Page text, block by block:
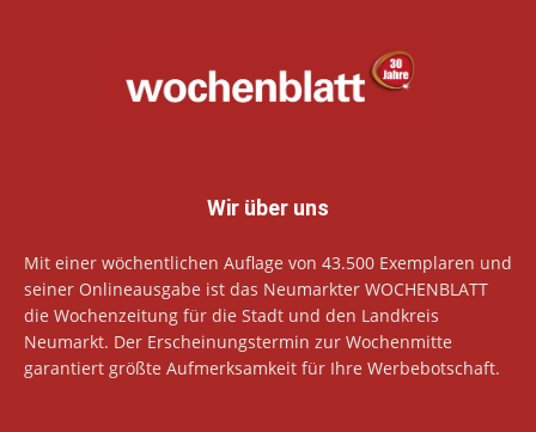
Wir über uns
Mit einer wöchentlichen Auflage von 43.500 Exemplaren und
seiner Onlineausgabe ist das Neumarkter WOCHENBLATT
die Wochenzeitung für die Stadt und den Landkreis
Neumarkt. Der Erscheinungstermin zur Wochenmitte
garantiert größte Aufmerksamkeit für Ihre Werbebotschaft.